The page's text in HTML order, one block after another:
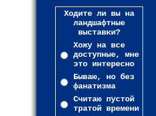
Ходите ли вы на
ландшафтные
выставки?
Хожу на все
доступные, мне
это интересно
Бываю, но без
фанатизма
Считаю пустой
тратой времени